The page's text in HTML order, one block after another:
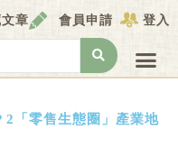
章 會員申請 登入
2「零售生態圈」產業地